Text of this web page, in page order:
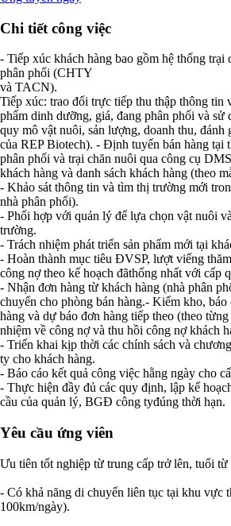
Chi tiết công việc
- Tiếp xúc khách hàng bao gồm hệ thống trại
phân phối (CHTY
và TACN).
Tiếp xúc: trao đổi trực tiếp thu thập thông tin
phẩm dinh dưỡng, giá, đang phân phối và sử
quy mô vật nuôi, sản lượng, doanh thu, đánh
của REP Biotech). - Định tuyến bán hàng tại
phân phối và trại chăn nuôi qua công cụ
khách hàng và danh sách khách hàng (theo
- Khảo sát thông tin và tìm thị trường mới
nhà phân phối).
- Phối hợp với quản lý để lựa chọn vật nuôi
trường.
- Trách nhiệm phát triển sản phẩm mới tại
- Hoàn thành mục tiêu ĐVSP, lượt viếng
công nợ theo kế hoạch đãthống nhất với cấp
- Nhận đơn hàng từ khách hàng (nhà phân
chuyển cho phòng bán hàng.- Kiểm kho, báo
hàng và dự báo đơn hàng tiếp theo (theo
nhiệm về công nợ và thu hồi công nợ khách
- Triển khai kịp thời các chính sách và
ty cho khách hàng.
- Báo cáo kết quả công việc hằng ngày cho
- Thực hiện đầy đủ các quy định, lập kế
cầu của quản lý, BGĐ công tyđúng thời hạn.
Yêu cầu ứng viên
Ưu tiên tốt nghiệp từ trung cấp trở lên, tuổi từ
- Có khả năng di chuyển liên tục tại khu vực
100km/ngày).